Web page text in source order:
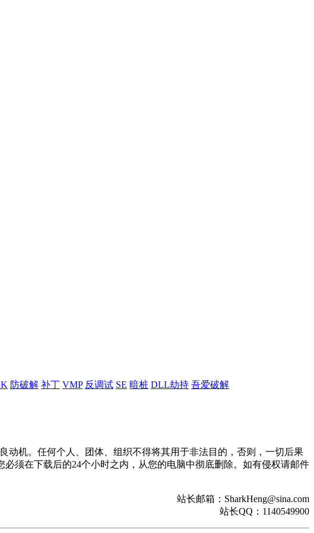
防破解 补丁 VMP 反调试 SE 暗桩 DLL劫持 吾爱破解
动机。任何个人、团体、组织不得将其用于非法目的，否则，一切后果
须在下载后的24个小时之内，从您的电脑中彻底删除。如有侵权请邮件
站长邮箱：SharkHeng@sina.com
站长QQ：1140549900